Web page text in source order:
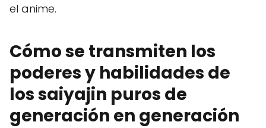
el anime.
Cómo se transmiten los
poderes y habilidades de
los saiyajin puros de
generación en generación